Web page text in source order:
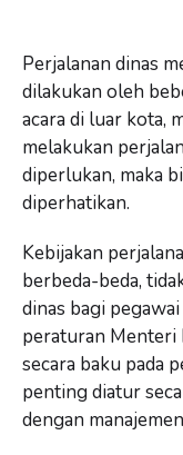
Perjalanan dinas
dilakukan oleh
acara di luar kota,
melakukan
diperlukan, maka
diperhatikan.
Kebijakan
berbeda-beda,
dinas bagi
peraturan Menteri
secara baku pada
penting diatur
dengan